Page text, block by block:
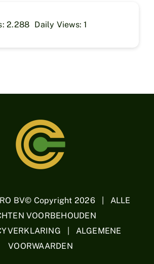
2.288 Daily Views: 1
BV© Copyright 2026 | ALLE
VOORBEHOUDEN
| ALGEMENE
VOORWAARDEN